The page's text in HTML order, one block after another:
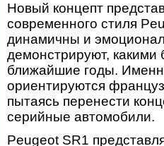
Новый концепт
современного стиля
динамичны и
демонстрируют,
ближайшие годы.
ориентируются
пытаясь перенести
серийные автомобили.
Peugeot SR1